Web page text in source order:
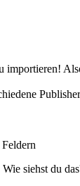
importieren!
siehst du